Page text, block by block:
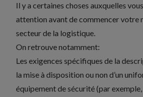
Il y a certaines choses auxquelles
attention avant de commencer votre
secteur de la logistique.
On retrouve notamment:
Les exigences spécifiques de la
la mise à disposition ou non d’un
équipement de sécurité (par exemple,